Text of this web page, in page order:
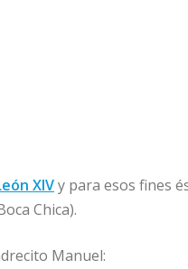
XIVy para esos fines
Chica).
Manuel: